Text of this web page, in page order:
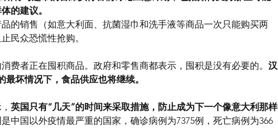
的建议。
的销售（如意大利面、抗菌湿巾和洗手液等商品一次只能购买两
民众恐慌性抢购。
费者正在囤积商品。政府和零售商都表示，囤积是没有必要的。 汉
坏情况下，食品供应也将继续。
英国只有“几天”的时间来采取措施，防止成为下一个像意大利那样
中国以外疫情最严重的国家，确诊病例为7375例，死亡病例为366